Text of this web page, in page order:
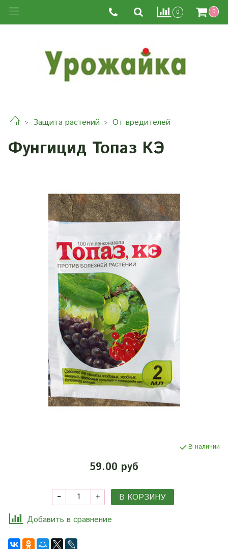
0 0
Защита растений От вредителей
Фунгицид Топаз КЭ
В наличии
59.00 руб
В КОРЗИНУ
Добавить в сравнение